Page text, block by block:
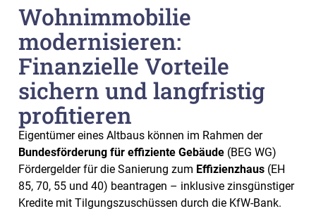
Wohnimmobilie
modernisieren:
Finanzielle Vorteile
sichern und langfristig
profitieren
Eigentümer eines Altbaus können im Rahmen der
Bundesförderung für effiziente Gebäude (BEG WG)
Fördergelder für die Sanierung zum Effizienzhaus (EH
85, 70, 55 und 40) beantragen – inklusive zinsgünstiger
Kredite mit Tilgungszuschüssen durch die KfW-Bank.